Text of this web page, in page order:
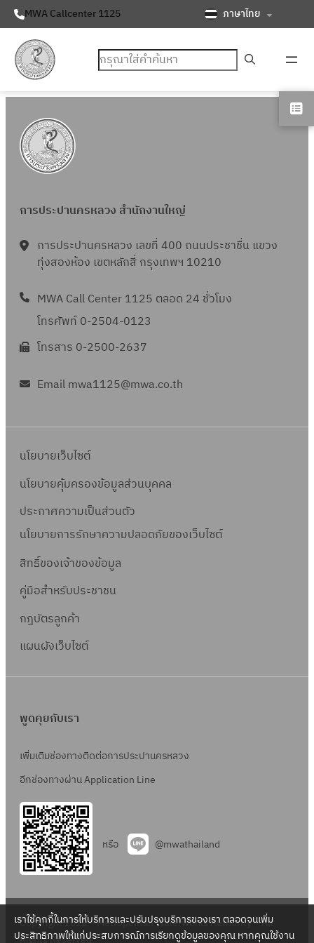
MWA Callcenter 1125 ภาษาไทย
ค้นหา
การประปานครหลวง สำนักงานใหญ่
การประปานครหลวง เลขที่ 400 ถนนประชาชื่น แขวง
ทุ่งสองห้อง เขตหลักสี่ กรุงเทพฯ 10210
MWA Call Center 1125 ตลอด 24 ชั่วโมง
โทรศัพท์ 0-2504-0123
โทรสาร 0-2500-2637
Email mwa1125@mwa.co.th
นโยบายเว็บไซต์
นโยบายคุ้มครองข้อมูลส่วนบุคคล
ประกาศความเป็นส่วนตัว
นโยบายการรักษาความปลอดภัยของเว็บไซต์
สิทธิ์ของเจ้าของข้อมูล
คู่มือสำหรับประชาชน
กฎบัตรลูกค้า
แผนผังเว็บไซต์
พูดคุยกับเรา
เพิ่มเติมช่องทางติดต่อการประปานครหลวง
อีกช่องทางผ่าน Application Line
หรือ @mwathailand
Copyright 2022 – Metropolitan Waterworks Authority – All
เราใช้คุกกี้ในการให้บริการและปรับปรุงบริการของเรา ตลอดจนเพิ่ม
ประสิทธิภาพให้แก่ประสบการณ์การเรียกดูข้อมูลของคุณ หากคุณใช้งาน